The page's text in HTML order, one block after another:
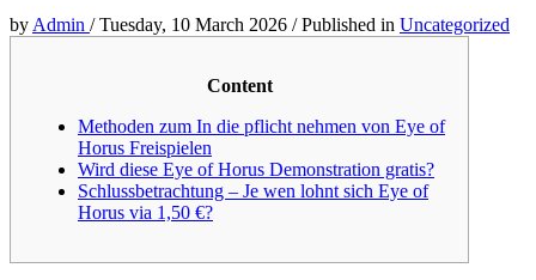
by Admin /Tuesday, 10 March 2026 /Published in Uncategorized
Content
Methoden zum In die pflicht nehmen von Eye of
Horus Freispielen
Wird diese Eye of Horus Demonstration gratis?
Schlussbetrachtung – Je wen lohnt sich Eye of
Horus via 1,50 €?